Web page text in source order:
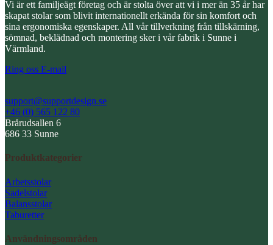
Vi är ett familjeägt företag och är stolta över att vi i mer än 35 år har
skapat stolar som blivit internationellt erkända för sin komfort och
sina ergonomiska egenskaper. All vår tillverkning från tillskärning,
sömnad, beklädnad och montering sker i vår fabrik i Sunne i
Värmland.
Ring oss E-mail
support@supportdesign.se
+46 (0) 565 122 80
Brårudsallen 6
686 33 Sunne
Produktkategorier
Arbetsstolar
Sadelstolar
Balansstolar
Taburetter
Användningsområden